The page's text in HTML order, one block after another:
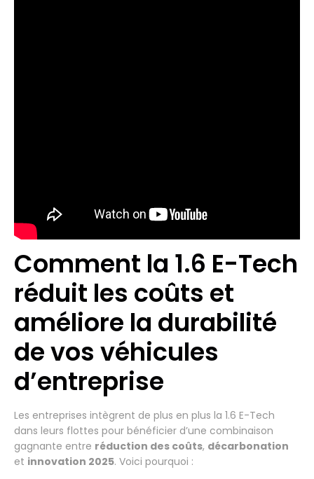
Comment la 1.6 E-Tech
réduit les coûts et
améliore la durabilité
de vos véhicules
d’entreprise
Les entreprises intègrent de plus en plus la 1.6 E-Tech
dans leurs flottes pour bénéficier d’une combinaison
gagnante entre réduction des coûts, décarbonation
et innovation 2025. Voici pourquoi :